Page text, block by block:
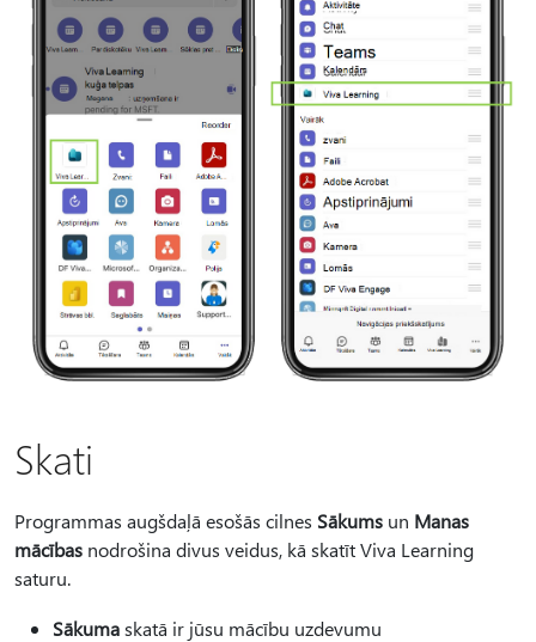
Skati
Programmas augšdaļā esošās cilnes Sākums un Manas
mācības nodrošina divus veidus, kā skatīt Viva Learning
saturu.
Sākumaskatā ir jūsu mācību uzdevumu